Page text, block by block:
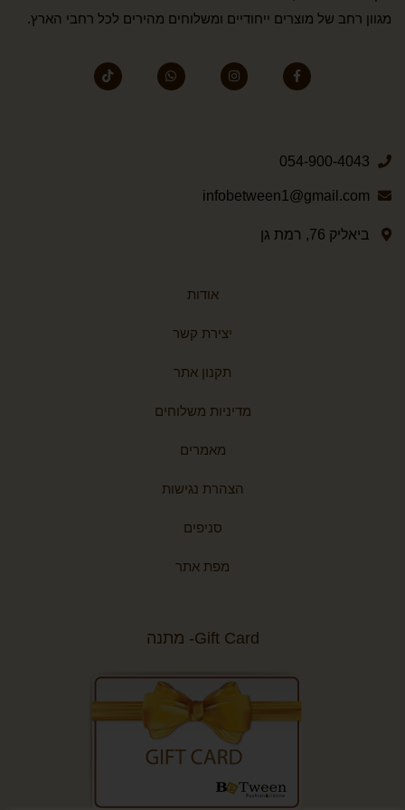
מגוון רחב של מוצרים ייחודיים ומשלוחים מהירים לכל רחבי הארץ.
054-900-4043
infobetween1@gmail.com
ביאליק 76, רמת גן
אודות
יצירת קשר
תקנון אתר
מדיניות משלוחים
מאמרים
הצהרת נגישות
סניפים
מפת אתר
Gift Card- מתנה